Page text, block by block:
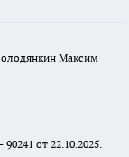
Максим
от 22.10.2025.